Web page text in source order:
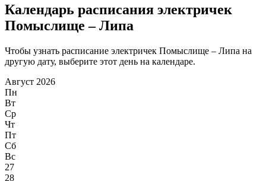
Календарь расписания электричек
Помыслище – Липа
Чтобы узнать расписание электричек Помыслище – Липа на
другую дату, выберите этот день на календаре.
Август 2026
Пн
Вт
Ср
Чт
Пт
Сб
Вс
27
28